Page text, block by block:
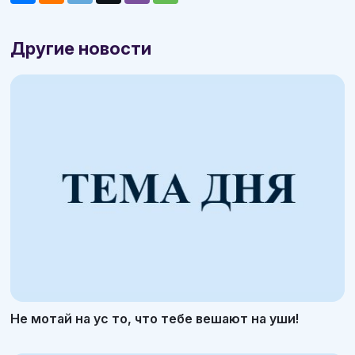
Другие новости
Не мотай на ус то, что тебе вешают на уши!